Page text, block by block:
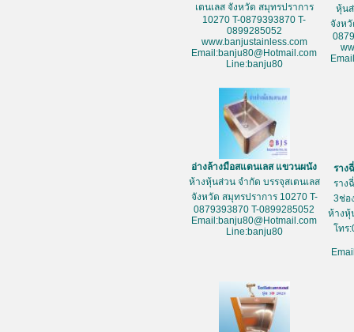
เตนเลส จังหวัด สมุทรปราการ
10270 T-0879393870 T-
0899285052
www.banjustainless.com
Email:banju80@Hotmail.com
Line:banju80
หุ้น
จังห
อ่างล้างมือสแตนเลส แขวนผนัง
ห้างหุ้นส่วน จำกัด บรรจุสเตนเลส
จังหวัด สมุทรปราการ 10270 T-
0879393870 T-0899285052
Email:banju80@Hotmail.com
Line:banju80
ราง
ราง
3ช่อ
ห้างหุ้
โทร